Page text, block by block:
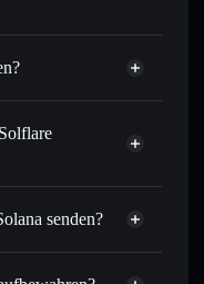
nicht
SOL, USDC oder
senden?
Privacy